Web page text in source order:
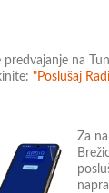
predvajanje na
"Poslušaj
Za